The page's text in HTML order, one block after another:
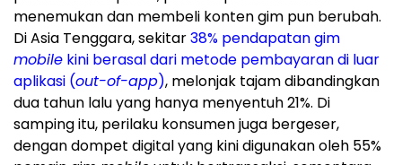
menemukan dan membeli konten gim pun berubah.
Di Asia Tenggara, sekitar38% pendapatan gim
mobile kini berasal dari metode pembayaran di luar
aplikasi (out-of-app), melonjak tajam dibandingkan
dua tahun lalu yang hanya menyentuh 21%. Di
samping itu, perilaku konsumen juga bergeser,
dengan dompet digital yang kini digunakan oleh 55%